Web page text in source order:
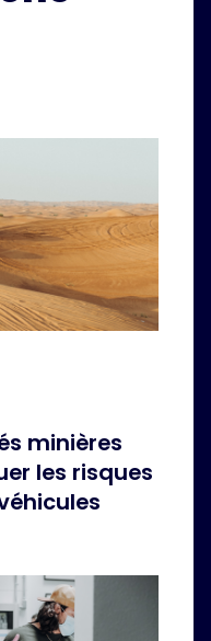
minières
les risques